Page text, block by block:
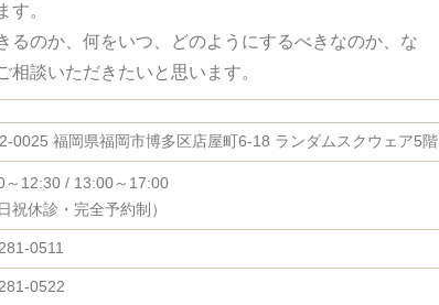
す。
るのか、何をいつ、どのようにするべきなのか、な
相談いただきたいと思います。
0025 福岡県福岡市博多区店屋町6-18 ランダムスクウェア5階
～12:30 / 13:00～17:00
祝休診・完全予約制）
0511
0522